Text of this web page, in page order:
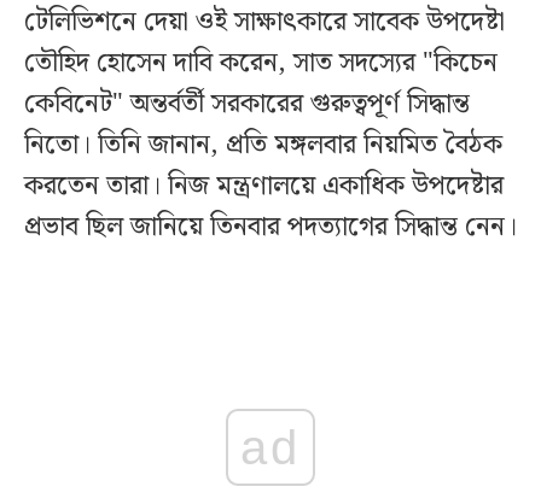
টেলিভিশনে দেয়া ওই সাক্ষাৎকারে সাবেক উপদেষ্টা
তৌহিদ হোসেন দাবি করেন, সাত সদস্যের "কিচেন
কেবিনেট" অন্তর্বর্তী সরকারের গুরুত্বপূর্ণ সিদ্ধান্ত
নিতো। তিনি জানান, প্রতি মঙ্গলবার নিয়মিত বৈঠক
করতেন তারা। নিজ মন্ত্রণালয়ে একাধিক উপদেষ্টার
প্রভাব ছিল জানিয়ে তিনবার পদত্যাগের সিদ্ধান্ত নেন।
ad